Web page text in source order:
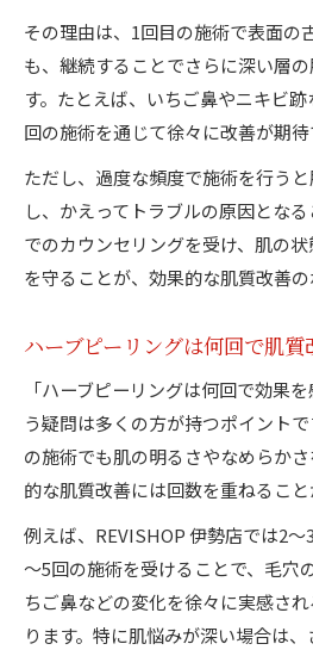
その理由は、1回目の施術で表面の
も、継続することでさらに深い層
す。たとえば、いちご鼻やニキビ
回の施術を通じて徐々に改善が期待
ただし、過度な頻度で施術を行う
し、かえってトラブルの原因とな
でのカウンセリングを受け、肌の
を守ることが、効果的な肌質改善の
ハーブピーリングは何回で肌
「ハーブピーリングは何回で効果
う疑問は多くの方が持つポイント
の施術でも肌の明るさやなめらか
的な肌質改善には回数を重ねること
例えば、REVISHOP 伊勢店では2
～5回の施術を受けることで、毛穴
ちご鼻などの変化を徐々に実感さ
ります。特に肌悩みが深い場合は